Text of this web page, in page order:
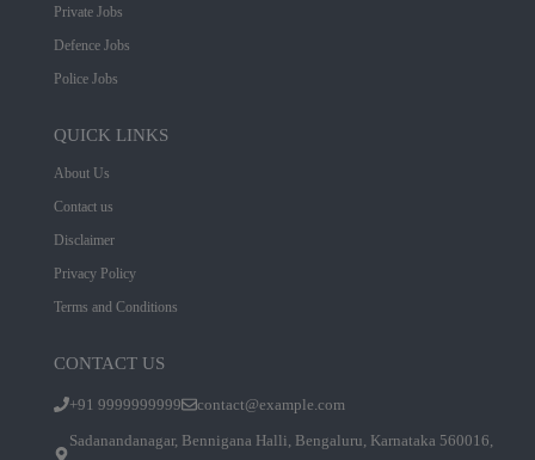
Private Jobs
Defence Jobs
Police Jobs
QUICK LINKS
About Us
Contact us
Disclaimer
Privacy Policy
Terms and Conditions
CONTACT US
+91 9999999999
contact@example.com
Sadanandanagar, Bennigana Halli, Bengaluru, Karnataka 560016,